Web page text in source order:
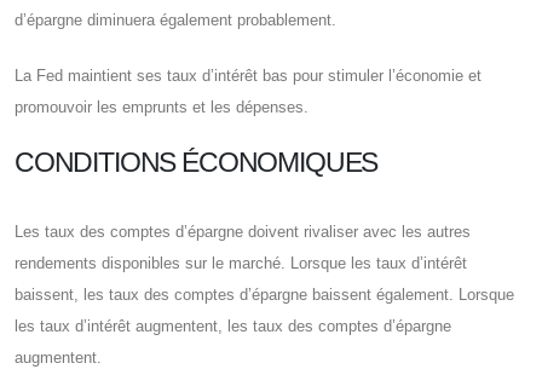
d’épargne diminuera également probablement.
La Fed maintient ses taux d’intérêt bas pour stimuler l’économie et
promouvoir les emprunts et les dépenses.
CONDITIONS ÉCONOMIQUES
Les taux des comptes d’épargne doivent rivaliser avec les autres
rendements disponibles sur le marché. Lorsque les taux d’intérêt
baissent, les taux des comptes d’épargne baissent également. Lorsque
les taux d’intérêt augmentent, les taux des comptes d’épargne
augmentent.